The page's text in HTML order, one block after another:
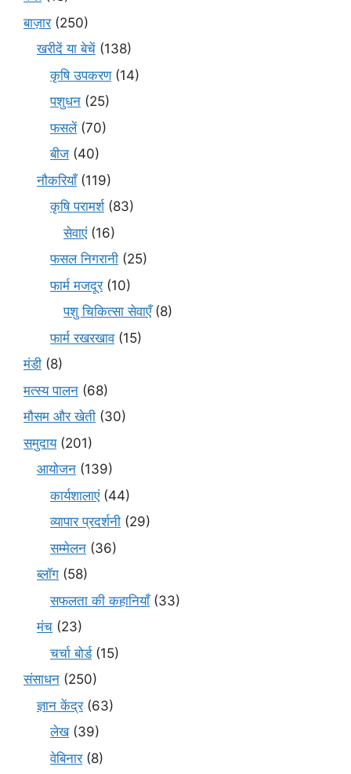
बाज़ार(250)
खरीदें या बेचें (138)
कृषि उपकरण(14)
पशुधन (25)
फसलें(70)
बीज (40)
नौकरियाँ(119)
कृषि परामर्श(83)
सेवाएं(16)
फसल निगरानी (25)
फार्म मजदूर(10)
पशु चिकित्सा सेवाएँ(8)
फार्म रखरखाव(15)
मंडी (8)
मत्स्य पालन (68)
मौसम और खेती (30)
समुदाय(201)
आयोजन (139)
कार्यशालाएं(44)
व्यापार प्रदर्शनी (29)
सम्मेलन (36)
ब्लॉग (58)
सफलता की कहानियाँ(33)
मंच (23)
चर्चा बोर्ड(15)
संसाधन (250)
ज्ञान केंद्र(63)
लेख(39)
वेबिनार(8)